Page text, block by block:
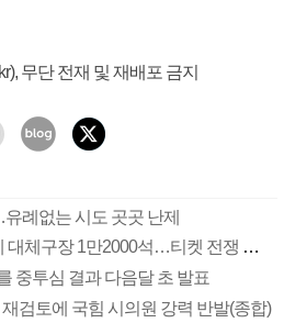
무단 전재 및 재배포 금지
례없는 시도 곳곳 난제
사직 평균관중 2만 명인데 대체구장 1만2000석…티켓 전쟁 불 보듯
중투심 결과 다음달 초 발표
재검토에 국힘 시의원 강력 반발(종합)